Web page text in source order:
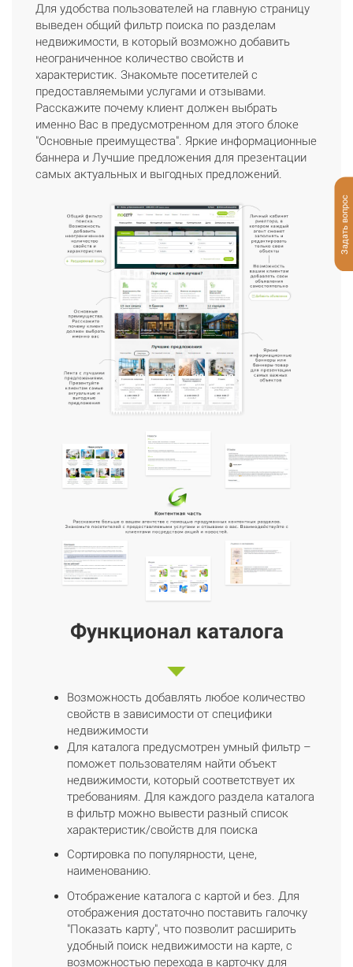
Для удобства пользователей на главную страницу
выведен общий фильтр поиска по разделам
недвижимости, в который возможно добавить
неограниченное количество свойств и
характеристик. Знакомьте посетителей с
предоставляемыми услугами и отзывами.
Расскажите почему клиент должен выбрать
именно Вас в предусмотренном для этого блоке
"Основные преимущества". Яркие информационные
баннера и Лучшие предложения для презентации
самых актуальных и выгодных предложений.
Функционал каталога
Возможность добавлять любое количество
свойств в зависимости от специфики
недвижимости
Для каталога предусмотрен умный фильтр –
поможет пользователям найти объект
недвижимости, который соответствует их
требованиям. Для каждого раздела каталога
в фильтр можно вывести разный список
характеристик/свойств для поиска
Сортировка по популярности, цене,
наименованию.
Отображение каталога с картой и без. Для
отображения достаточно поставить галочку
"Показать карту", что позволит расширить
удобный поиск недвижимости на карте, с
возможностью перехода в карточку для
Задать вопрос